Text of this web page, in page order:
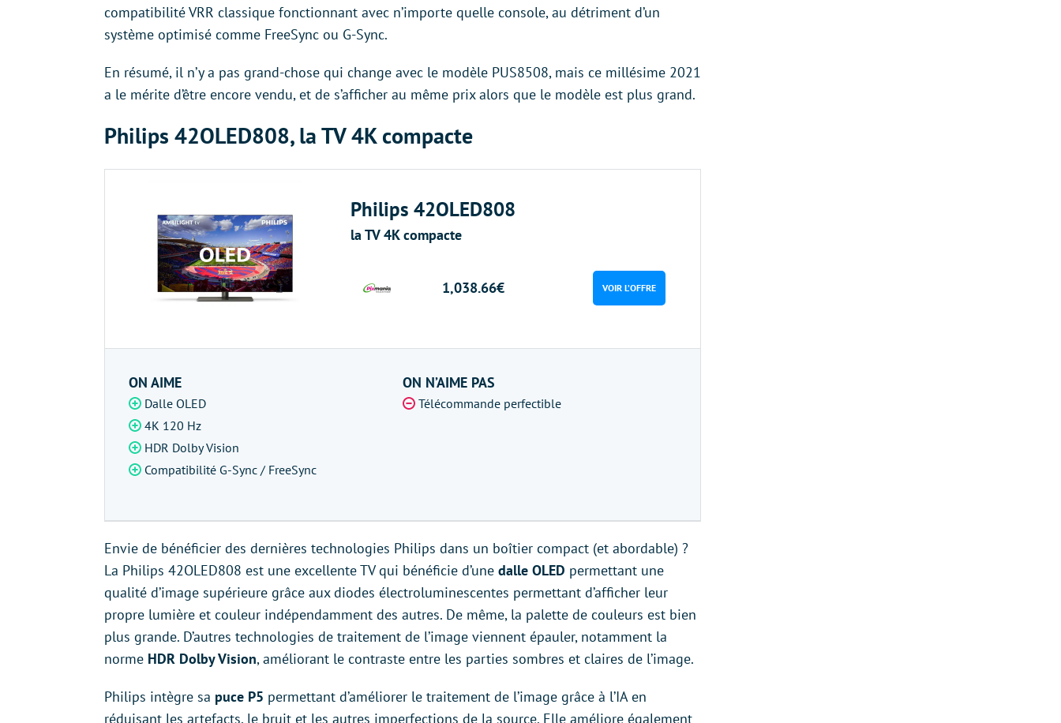
compatibilité VRR classique fonctionnant avec n’importe quelle console, au détriment d’un
système optimisé comme FreeSync ou G-Sync.
En résumé, il n’y a pas grand-chose qui change avec le modèle PUS8508, mais ce millésime 2021
a le mérite d’être encore vendu, et de s’afficher au même prix alors que le modèle est plus grand.
Philips 42OLED808, la TV 4K compacte
Philips 42OLED808
la TV 4K compacte
1,038.66€ VOIR L’OFFRE
ON AIME
Dalle OLED
4K 120 Hz
HDR Dolby Vision
Compatibilité G-Sync / FreeSync
ON N’AIME PAS
Télécommande perfectible
Envie de bénéficier des dernières technologies Philips dans un boîtier compact (et abordable) ?
La Philips 42OLED808 est une excellente TV qui bénéficie d’une dalle OLED permettant une
qualité d’image supérieure grâce aux diodes électroluminescentes permettant d’afficher leur
propre lumière et couleur indépendamment des autres. De même, la palette de couleurs est bien
plus grande. D’autres technologies de traitement de l’image viennent épauler, notamment la
norme HDR Dolby Vision, améliorant le contraste entre les parties sombres et claires de l’image.
Philips intègre sa puce P5 permettant d’améliorer le traitement de l’image grâce à l’IA en
réduisant les artefacts, le bruit et les autres imperfections de la source. Elle améliore également